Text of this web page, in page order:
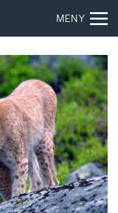
MENY